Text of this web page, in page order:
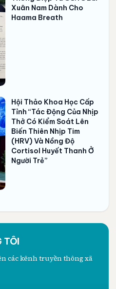
Xuân Nam Dành Cho
Haama Breath
Hội Thảo Khoa Học Cấp
Tỉnh “Tác Động Của Nhịp
Thở Có Kiểm Soát Lên
Biến Thiên Nhịp Tim
(HRV) Và Nồng Độ
Cortisol Huyết Thanh Ở
Người Trẻ”
TÔI
các kênh truyền thông xã